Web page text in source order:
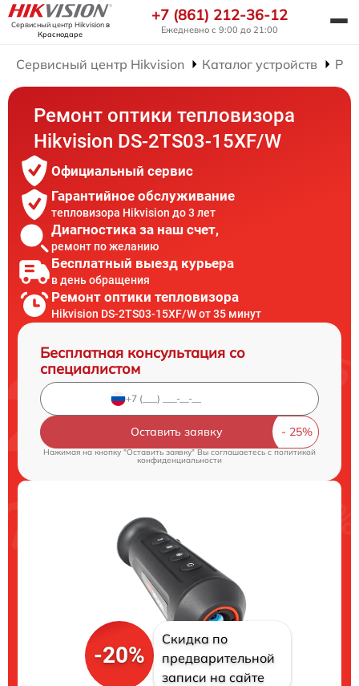
Сервисный центр Hikvisionв
Краснодаре
+7 (861) 212-36-12
Ежедневно с 9:00 до 21:00
Сервисный центр Hikvision Каталог устройств
Ремонт оптики тепловизора
Hikvision DS-2TS03-15XF/W
Официальный сервис
Гарантийное обслуживание
тепловизора Hikvision до 3 лет
Диагностика за наш счет,
ремонт по желанию
Бесплатный выезд курьера
в день обращения
Ремонт оптики тепловизора
Hikvision DS-2TS03-15XF/W от 35 минут
Бесплатная консультация со
специалистом
Оставить заявку
Нажимая на кнопку "Оставить заявку" Вы соглашаетесь cполитикой
конфиденциальности
-20%
Скидка по
предварительной
записи на сайте